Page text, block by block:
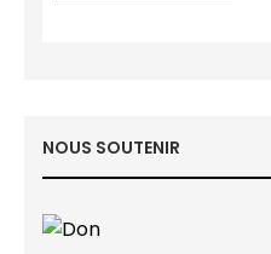
NOUS SOUTENIR